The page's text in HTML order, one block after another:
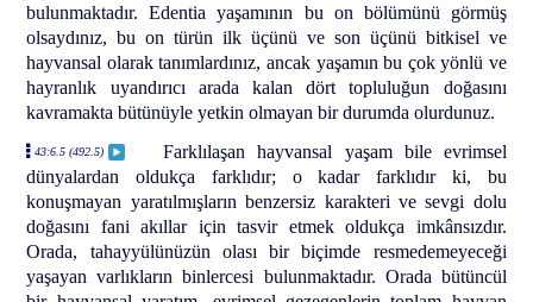
bulunmaktadır. Edentia yaşamının bu on bölümünü görmüş
olsaydınız, bu on türün ilk üçünü ve son üçünü bitkisel ve
hayvansal olarak tanımlardınız, ancak yaşamın bu çok yönlü ve
hayranlık uyandırıcı arada kalan dört topluluğun doğasını
kavramakta bütünüyle yetkin olmayan bir durumda olurdunuz.
43:6.5 (492.5)
Farklılaşan hayvansal yaşam bile evrimsel
dünyalardan oldukça farklıdır; o kadar farklıdır ki, bu
konuşmayan yaratılmışların benzersiz karakteri ve sevgi dolu
doğasını fani akıllar için tasvir etmek oldukça imkânsızdır.
Orada, tahayyülünüzün olası bir biçimde resmedemeyeceği
yaşayan varlıkların binlercesi bulunmaktadır. Orada bütüncül